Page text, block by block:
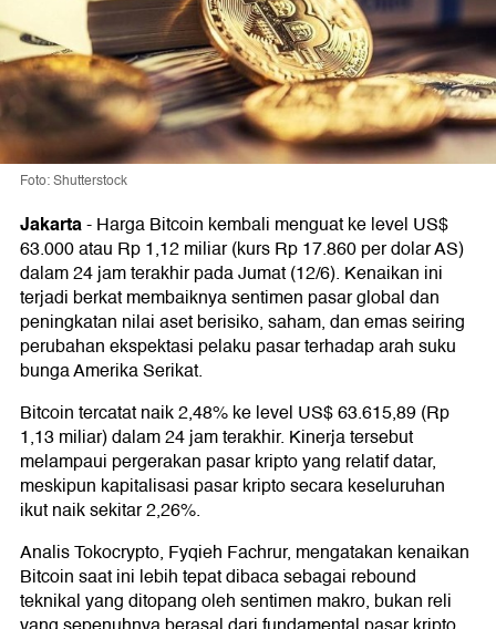
Foto: Shutterstock
Jakarta-Harga Bitcoin kembali menguat ke level US$
63.000 atau Rp 1,12 miliar (kurs Rp 17.860 per dolar AS)
dalam 24 jam terakhir pada Jumat (12/6). Kenaikan ini
terjadi berkat membaiknya sentimen pasar global dan
peningkatan nilai aset berisiko, saham, dan emas seiring
perubahan ekspektasi pelaku pasar terhadap arah suku
bunga Amerika Serikat.
Bitcoin tercatat naik 2,48% ke level US$ 63.615,89 (Rp
1,13 miliar) dalam 24 jam terakhir. Kinerja tersebut
melampaui pergerakan pasar kripto yang relatif datar,
meskipun kapitalisasi pasar kripto secara keseluruhan
ikut naik sekitar 2,26%.
Analis Tokocrypto, Fyqieh Fachrur, mengatakan kenaikan
Bitcoin saat ini lebih tepat dibaca sebagai rebound
teknikal yang ditopang oleh sentimen makro, bukan reli